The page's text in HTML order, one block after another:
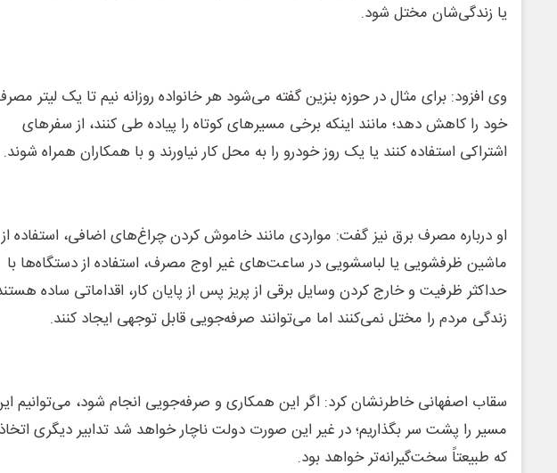
یا زندگی‌شان مختل شود.
وی افزود: برای مثال در حوزه بنزین گفته می‌شود هر خانواده روزانه نیم تا یک لیتر
خود را کاهش دهد؛ مانند اینکه برخی مسیرهای کوتاه را پیاده طی کنند، از سفرهای
اشتراکی استفاده کنند یا یک روز خودرو را به محل کار نیاورند و با همکاران همراه شوند.
او درباره مصرف برق نیز گفت: مواردی مانند خاموش کردن چراغ‌های اضافی، استفاده از
ماشین ظرفشویی یا لباسشویی در ساعت‌های غیر اوج مصرف، استفاده از دستگاه‌ها با
حداکثر ظرفیت و خارج کردن وسایل برقی از پریز پس از پایان کار، اقداماتی ساده
زندگی مردم را مختل نمی‌کنند اما می‌توانند صرفه‌جویی قابل توجهی ایجاد کنند.
سقاب اصفهانی خاطرنشان کرد: اگر این همکاری و صرفه‌جویی انجام شود، می‌توانیم
مسیر را پشت سر بگذاریم؛ در غیر این صورت دولت ناچار خواهد شد تدابیر دیگری
که طبیعتاً سخت‌گیرانه‌تر خواهد بود.